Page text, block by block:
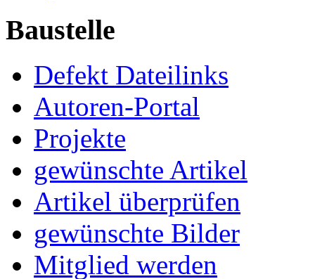
Baustelle
Defekt Dateilinks
Autoren-Portal
Projekte
gewünschte Artikel
Artikel überprüfen
gewünschte Bilder
Mitglied werden